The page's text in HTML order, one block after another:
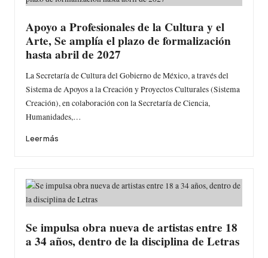
Apoyo a Profesionales de la Cultura y el
Arte, Se amplía el plazo de formalización
hasta abril de 2027
La Secretaría de Cultura del Gobierno de México, a través del
Sistema de Apoyos a la Creación y Proyectos Culturales (Sistema
Creación), en colaboración con la Secretaría de Ciencia,
Humanidades,…
Leer más
Se impulsa obra nueva de artistas entre 18
a 34 años, dentro de la disciplina de Letras